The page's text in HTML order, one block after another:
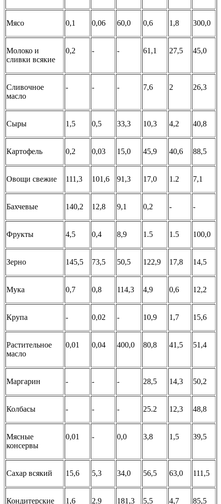
Мясо 0,1 0,06 60,0 0,6 1,8 300,0
Молоко и
сливки всякие
0,2 - - 61,1 27,5 45,0
Сливочное
масло
- - - 7,6 2 26,3
Сыры 1,5 0,5 33,3 10,3 4,2 40,8
Картофель 0,2 0,03 15,0 45,9 40,6 88,5
Овощи свежие 111,3 101,6 91,3 17,0 1.2 7,1
Бахчевые 140,2 12,8 9,1 0,2 - -
Фрукты 4,5 0,4 8,9 1.5 1.5 100,0
Зерно 145,5 73,5 50,5 122,9 17,8 14,5
Мука 0,7 0,8 114,3 4,9 0,6 12,2
Крупа - 0,02 - 10,9 1,7 15,6
Растительное
масло
0,01 0,04 400,0 80,8 41,5 51,4
Маргарин - - - 28,5 14,3 50,2
Колбасы - - - 25.2 12,3 48,8
Мясные
консервы
0,01 - 0,0 3,8 1,5 39,5
Сахар всякий 15,6 5,3 34,0 56,5 63,0 111,5
Кондитерские 1,6 2.9 181,3 5,5 4,7 85,5